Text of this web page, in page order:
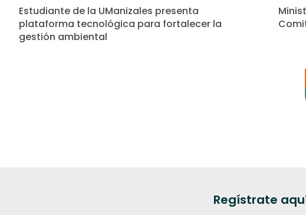
Estudiante de la UManizales presenta
plataforma tecnológica para fortalecer la
gestión ambiental
Regístrate